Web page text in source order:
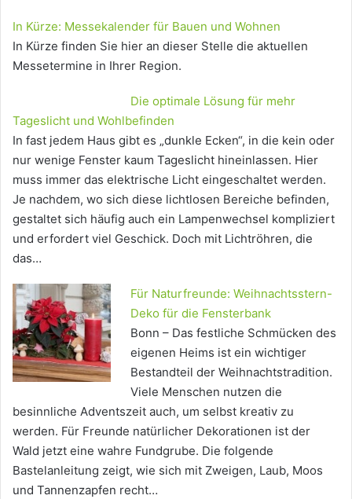
In Kürze: Messekalender für Bauen und Wohnen
In Kürze finden Sie hier an dieser Stelle die aktuellen
Messetermine in Ihrer Region.
Die optimale Lösung für mehr
Tageslicht und Wohlbefinden
In fast jedem Haus gibt es „dunkle Ecken“, in die kein oder
nur wenige Fenster kaum Tageslicht hineinlassen. Hier
muss immer das elektrische Licht eingeschaltet werden.
Je nachdem, wo sich diese lichtlosen Bereiche befinden,
gestaltet sich häufig auch ein Lampenwechsel kompliziert
und erfordert viel Geschick. Doch mit Lichtröhren, die
das…
Für Naturfreunde: Weihnachtsstern-
Deko für die Fensterbank
Bonn – Das festliche Schmücken des
eigenen Heims ist ein wichtiger
Bestandteil der Weihnachtstradition.
Viele Menschen nutzen die
besinnliche Adventszeit auch, um selbst kreativ zu
werden. Für Freunde natürlicher Dekorationen ist der
Wald jetzt eine wahre Fundgrube. Die folgende
Bastelanleitung zeigt, wie sich mit Zweigen, Laub, Moos
und Tannenzapfen recht…